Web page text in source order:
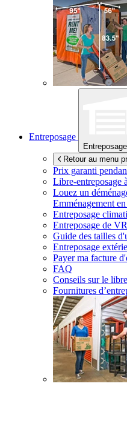
Entreposage
Entreposage
Retour au menu
Prix garanti
Libre-entreposage à
Louez un
Emménagement
Entreposage
Entreposage de
Guide des tailles
Entreposage
Payer ma facture
FAQ
Conseils sur le
Fournitures